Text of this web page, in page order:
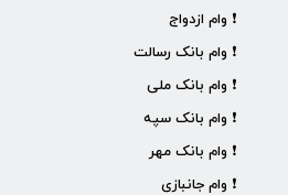
❗ وام ازدواج
❗ وام بانک رسالت
❗ وام بانک ملی
❗ وام بانک سپه
❗ وام بانک مهر
❗ وام جانبازی